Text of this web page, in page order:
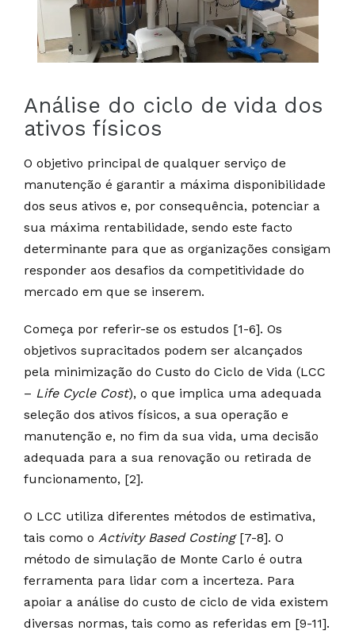
Análise do ciclo de vida dos
ativos físicos
O objetivo principal de qualquer serviço de
manutenção é garantir a máxima disponibilidade
dos seus ativos e, por consequência, potenciar a
sua máxima rentabilidade, sendo este facto
determinante para que as organizações consigam
responder aos desafios da competitividade do
mercado em que se inserem.
Começa por referir-se os estudos [1-6]. Os
objetivos supracitados podem ser alcançados
pela minimização do Custo do Ciclo de Vida (LCC
– Life Cycle Cost), o que implica uma adequada
seleção dos ativos físicos, a sua operação e
manutenção e, no fim da sua vida, uma decisão
adequada para a sua renovação ou retirada de
funcionamento, [2].
O LCC utiliza diferentes métodos de estimativa,
tais como o Activity Based Costing[7-8]. O
método de simulação de Monte Carlo é outra
ferramenta para lidar com a incerteza. Para
apoiar a análise do custo de ciclo de vida existem
diversas normas, tais como as referidas em [9-11].